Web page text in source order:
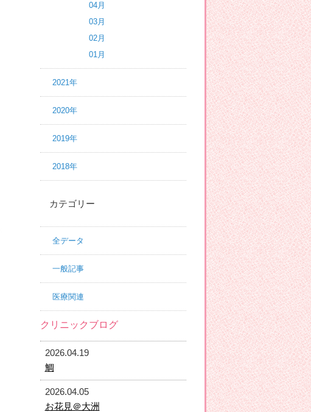
04月
03月
02月
01月
2021年
2020年
2019年
2018年
カテゴリー
全データ
一般記事
医療関連
クリニックブログ
2026.04.19
鯛
2026.04.05
お花見＠大洲